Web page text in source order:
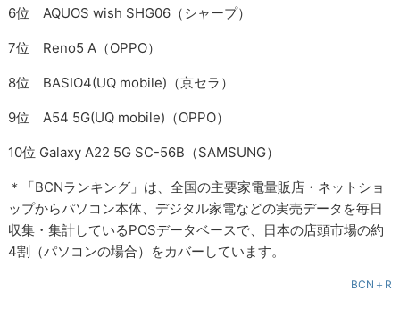
6位 AQUOS wish SHG06（シャープ）
7位 Reno5 A（OPPO）
8位 BASIO4(UQ mobile)（京セラ）
9位 A54 5G(UQ mobile)（OPPO）
10位 Galaxy A22 5G SC-56B（SAMSUNG）
＊「BCNランキング」は、全国の主要家電量販店・ネットショ
ップからパソコン本体、デジタル家電などの実売データを毎日
収集・集計しているPOSデータベースで、日本の店頭市場の約
4割（パソコンの場合）をカバーしています。
BCN＋R